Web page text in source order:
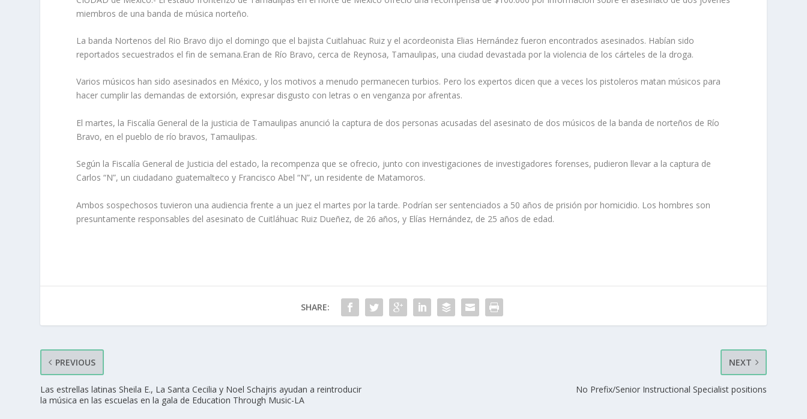
miembros de una banda de música norteño.
La banda Nortenos del Rio Bravo dijo el domingo que el bajista Cuitlahuac Ruiz y el acordeonista Elias Hernández fueron encontrados asesinados. Habían sido
reportados secuestrados el fin de semana.Eran de Río Bravo, cerca de Reynosa, Tamaulipas, una ciudad devastada por la violencia de los cárteles de la droga.
Varios músicos han sido asesinados en México, y los motivos a menudo permanecen turbios. Pero los expertos dicen que a veces los pistoleros matan músicos para
hacer cumplir las demandas de extorsión, expresar disgusto con letras o en venganza por afrentas.
El martes, la Fiscalía General de la justicia de Tamaulipas anunció la captura de dos personas acusadas del asesinato de dos músicos de la banda de norteños de Río
Bravo, en el pueblo de río bravos, Tamaulipas.
Según la Fiscalía General de Justicia del estado, la recompenza que se ofrecio, junto con investigaciones de investigadores forenses, pudieron llevar a la captura de
Carlos “N”, un ciudadano guatemalteco y Francisco Abel “N”, un residente de Matamoros.
Ambos sospechosos tuvieron una audiencia frente a un juez el martes por la tarde. Podrían ser sentenciados a 50 años de prisión por homicidio. Los hombres son
presuntamente responsables del asesinato de Cuitláhuac Ruiz Dueñez, de 26 años, y Elías Hernández, de 25 años de edad.
SHARE:
PREVIOUS
Las estrellas latinas Sheila E., La Santa Cecilia y Noel Schajris ayudan a reintroducir
la música en las escuelas en la gala de Education Through Music-LA
NEXT
No Prefix/Senior Instructional Specialist positions